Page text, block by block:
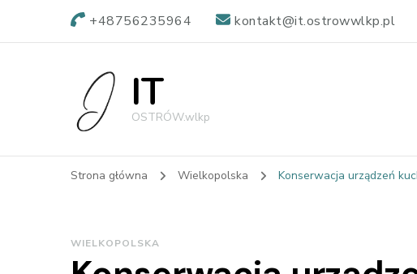
+48756235964 kontakt@it.ostrowwlkp.pl
IT
OSTRÓW.wlkp
Strona główna Wielkopolska Konserwacja urządzeń
WIELKOPOLSKA